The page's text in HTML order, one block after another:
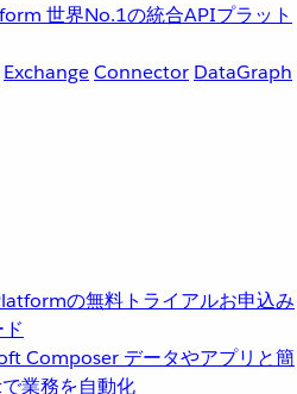
世界No.1の統合APIプラット
ExchangeConnector DataGraph
の無料トライアルお申込み
Composer データやアプリと簡
業務を自動化